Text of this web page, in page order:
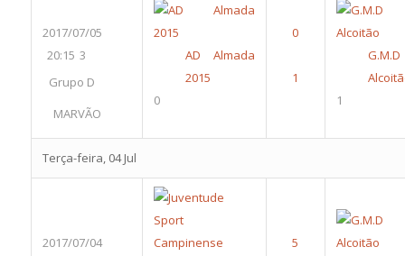
2017/07/05
20:15 3
Grupo D
MARVÃO
AD Almada
2015
0
1
Terça-feira, 04 Jul
2017/07/04